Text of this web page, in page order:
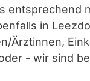
entsprechend
in
Ärztinnen,
- wir sind